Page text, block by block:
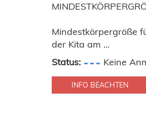
Mindestkörpergröße
der Kita am ...
Status:
Keine
INFO BEACHTEN